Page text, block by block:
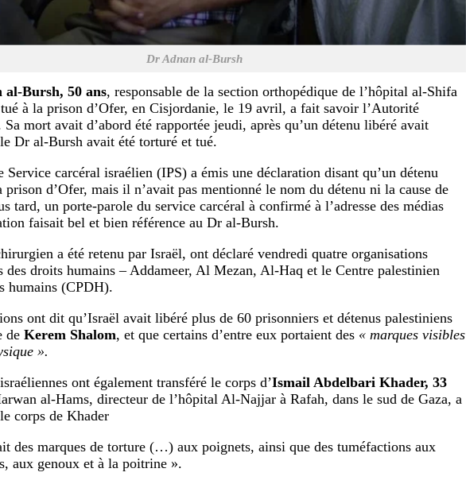
Dr Adnan al-Bursh
al-Bursh, 50 ans, responsable de la section orthopédique de l’hôpital al-Shifa
tué à la prison d’Ofer, en Cisjordanie, le 19 avril, a fait savoir l’Autorité
Sa mort avait d’abord été rapportée jeudi, après qu’un détenu libéré avait
Dr al-Bursh avait été torturé et tué.
carcéral israélien (IPS) a émis une déclaration disant qu’un détenu
d’Ofer, mais il n’avait pas mentionné le nom du détenu ni la cause de
tard, un porte-parole du service carcéral à confirmé à l’adresse des médias
faisait bel et bien référence au Dr al-Bursh.
a été retenu par Israël, ont déclaré vendredi quatre organisations
des droits humains – Addameer, Al Mezan, Al-Haq et le Centre palestinien
humains (CPDH).
ont dit qu’Israël avait libéré plus de 60 prisonniers et détenus palestiniens
de Kerem Shalom, et que certains d’entre eux portaient des « marques visibles
».
ont également transféré le corps d’Ismail Abdelbari Khader, 33
al-Hams, directeur de l’hôpital Al-Najjar à Rafah, dans le sud de Gaza, a
corps de Khader
des marques de torture (…) aux poignets, ainsi que des tuméfactions aux
aux genoux et à la poitrine ».